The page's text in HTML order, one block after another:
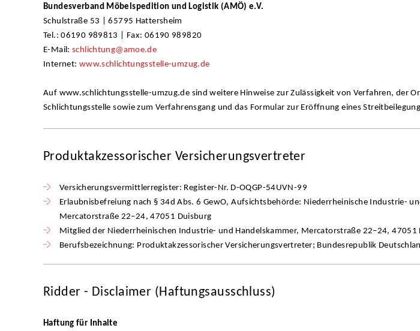
Bundesverband Möbelspedition und Logistik (AMÖ) e.V.
Schulstraße 53 | 65795 Hattersheim
Tel.: 06190 989813 | Fax: 06190 989820
E-Mail: schlichtung@amoe.de
Internet: www.schlichtungsstelle-umzug.de
Auf www.schlichtungsstelle-umzug.de sind weitere Hinweise zur Zulässigkeit von Verfahren, der
Schlichtungsstelle sowie zum Verfahrensgang und das Formular zur Eröffnung eines
Produktakzessorischer Versicherungsvertreter
Versicherungsvermittlerregister: Register-Nr. D-OQGP-54UVN-99
Erlaubnisbefreiung nach § 34d Abs. 6 GewO, Aufsichtsbehörde: Niederrheinische Industrie-
Mercatorstraße 22–24, 47051 Duisburg
Mitglied der Niederrheinischen Industrie- und Handelskammer, Mercatorstraße 22–24, 47051
Berufsbezeichnung: Produktakzessorischer Versicherungsvertreter; Bundesrepublik
Ridder - Disclaimer (Haftungsausschluss)
Haftung für Inhalte